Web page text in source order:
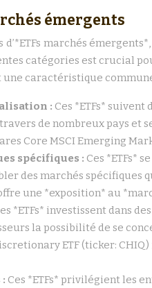
émergents
marchés
catégories est crucial
une caractéristique
: Ces *ETFs*
de nombreux pays et
Core MSCI Emerging
spécifiques : Ces *ETFs*
des marchés spécifiques
une *exposition* au
*ETFs* investissent dans
la possibilité de se
ETF (ticker:
Ces *ETFs* privilégient les